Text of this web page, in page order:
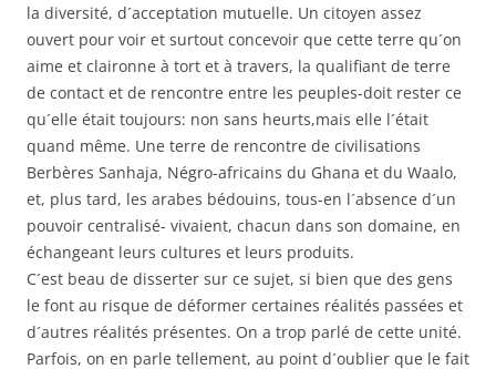
la diversité, d´acceptation mutuelle. Un citoyen assez
ouvert pour voir et surtout concevoir que cette terre qu´on
aime et claironne à tort et à travers, la qualifiant de terre
de contact et de rencontre entre les peuples-doit rester ce
qu´elle était toujours: non sans heurts,mais elle l´était
quand même. Une terre de rencontre de civilisations
Berbères Sanhaja, Négro-africains du Ghana et du Waalo,
et, plus tard, les arabes bédouins, tous-en l´absence d´un
pouvoir centralisé- vivaient, chacun dans son domaine, en
échangeant leurs cultures et leurs produits.
C´est beau de disserter sur ce sujet, si bien que des gens
le font au risque de déformer certaines réalités passées et
d´autres réalités présentes. On a trop parlé de cette unité.
Parfois, on en parle tellement, au point d´oublier que le fait